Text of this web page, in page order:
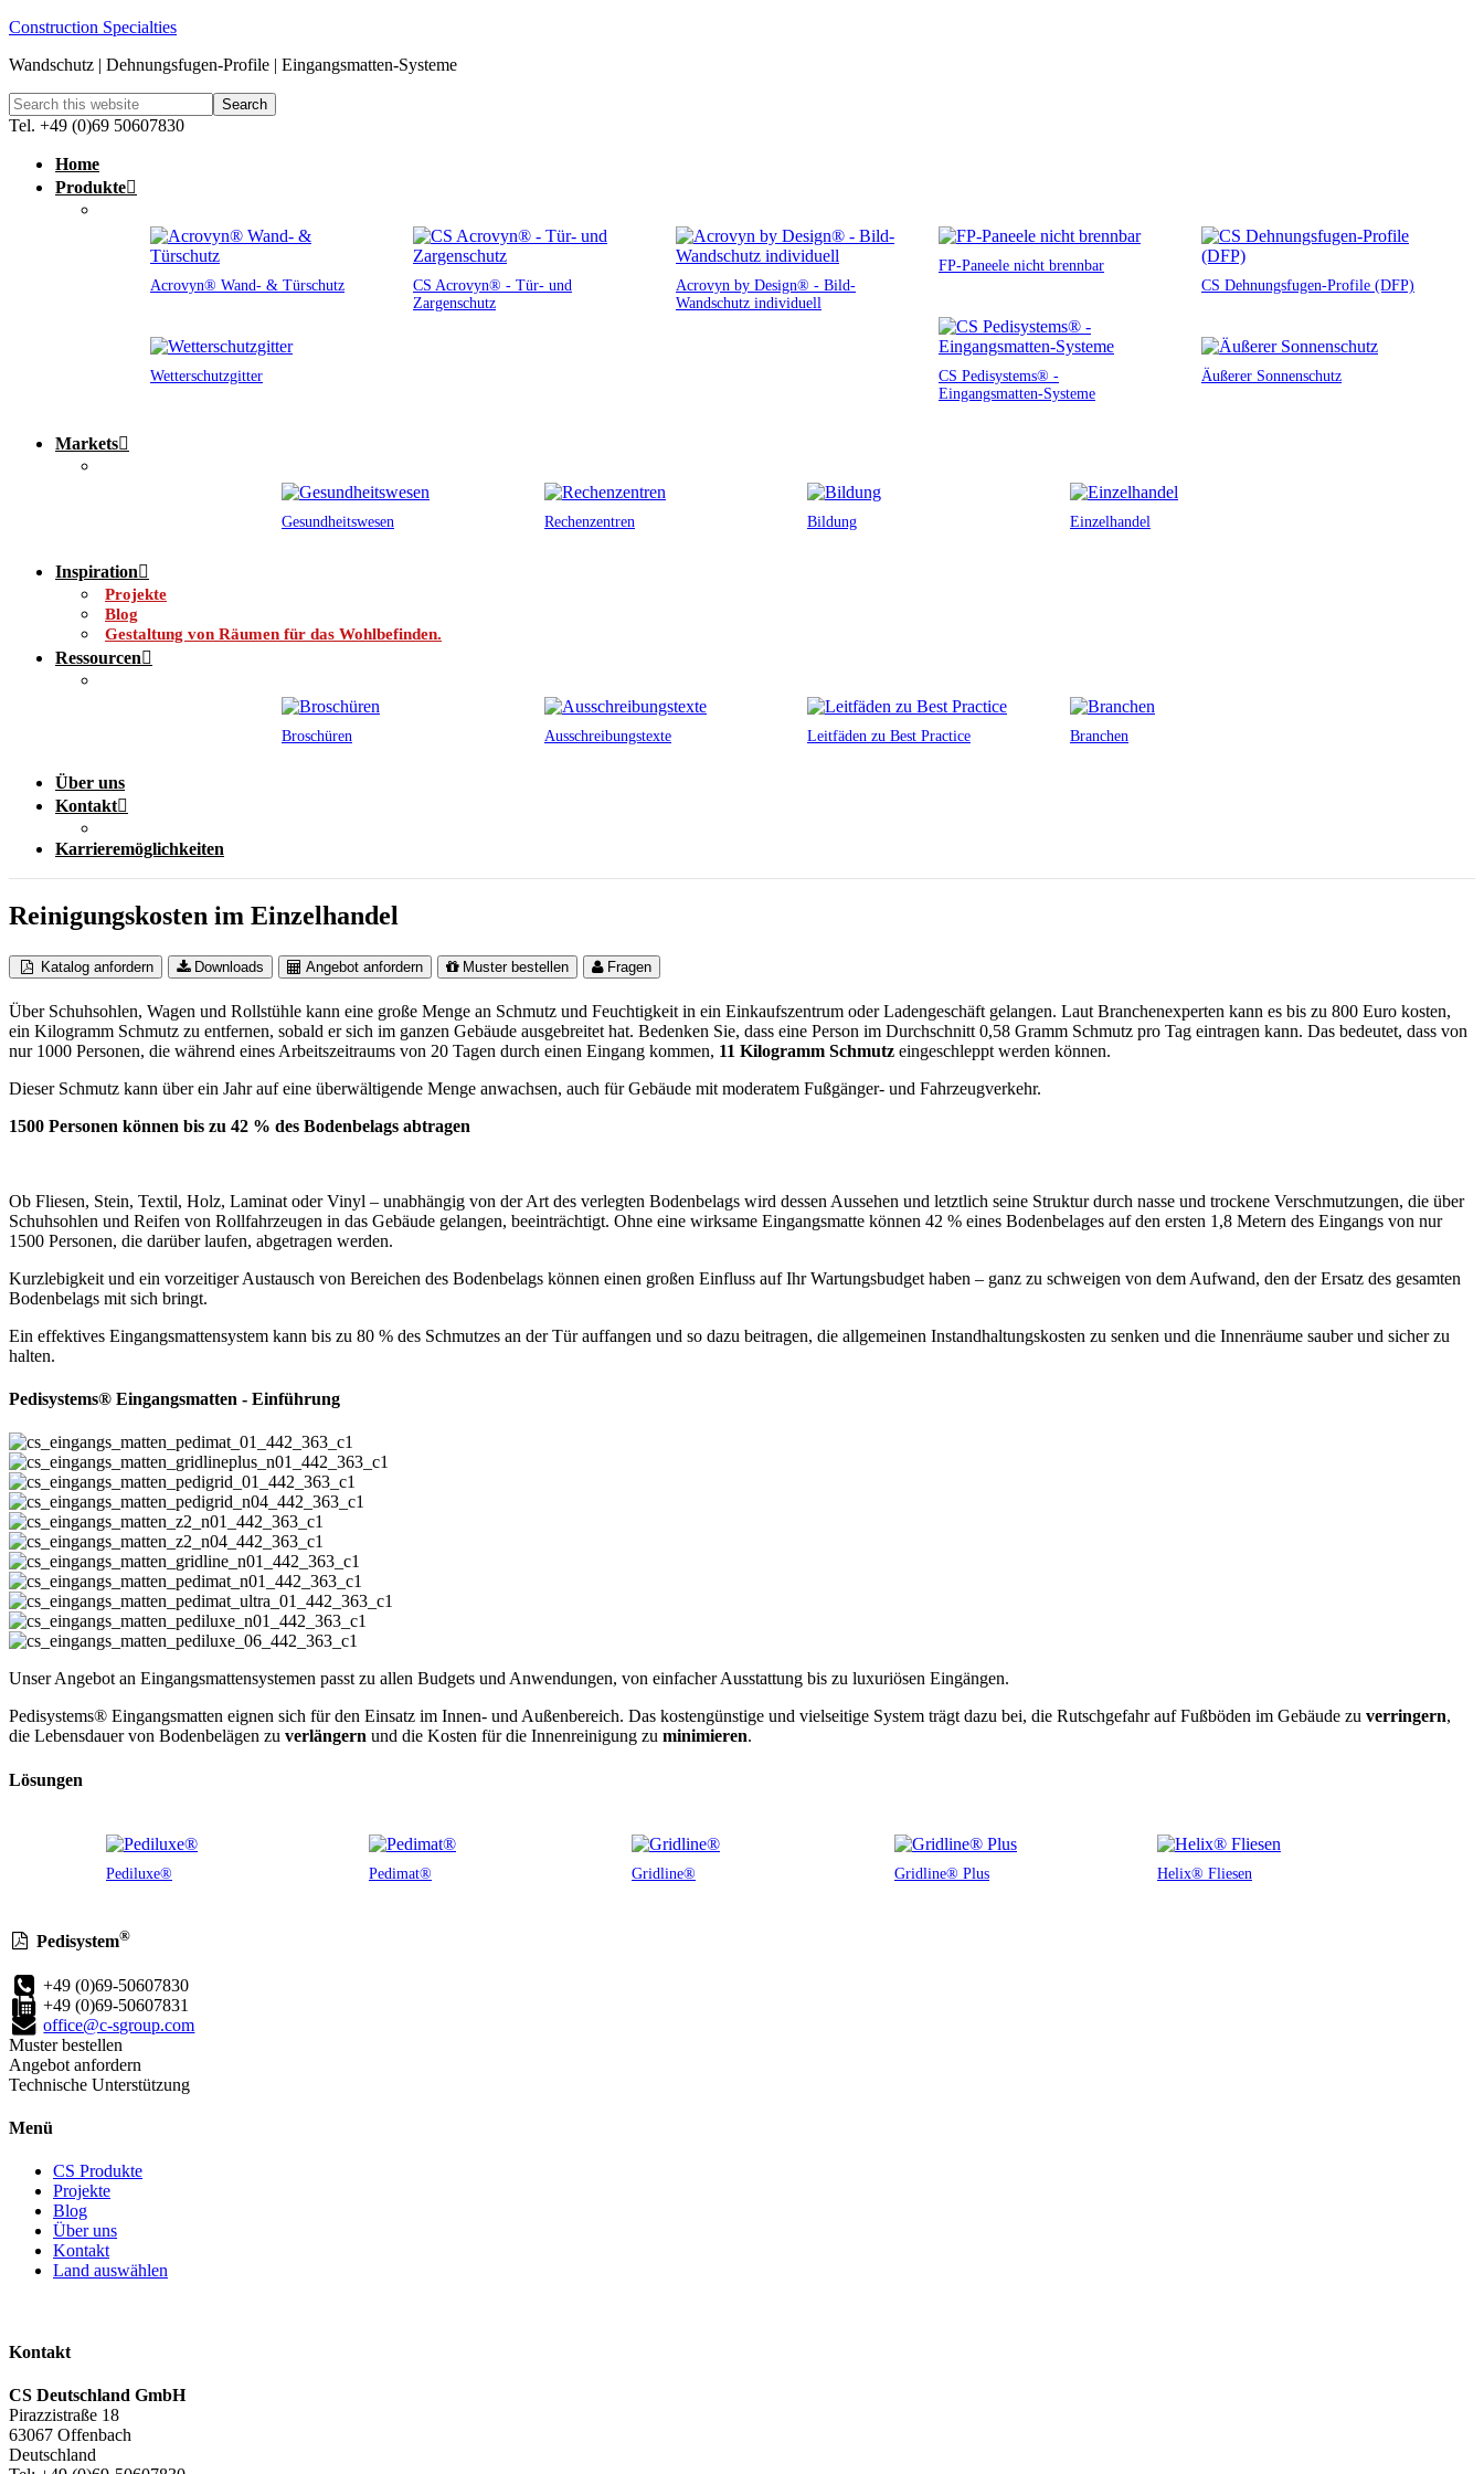
Construction Specialties
Wandschutz | Dehnungsfugen-Profile | Eingangsmatten-Systeme
Tel. +49 (0)69 50607830
Home
Produkte
Acrovyn® Wand- & Türschutz
CS Acrovyn® - Tür- und
Zargenschutz
Acrovyn by Design® - Bild-
Wandschutz individuell
FP-Paneele nicht brennbar
CS Dehnungsfugen-Profile (DFP)
CS Pedisystems® -
Eingangsmatten-Systeme
Wetterschutzgitter Äußerer Sonnenschutz
Markets
Gesundheitswesen Rechenzentren Bildung Einzelhandel
Inspiration
Projekte
Blog
Gestaltung von Räumen für das Wohlbefinden.
Ressourcen
Broschüren Ausschreibungstexte Leitfäden zu Best Practice Branchen
Über uns
Kontakt
Karrieremöglichkeiten
Reinigungskosten im Einzelhandel
Katalog anfordern Downloads Angebot anfordern Muster bestellen Fragen
Über Schuhsohlen, Wagen und Rollstühle kann eine große Menge an Schmutz und Feuchtigkeit in ein Einkaufszentrum oder Ladengeschäft gelangen. Laut Branchenexperten kann es bis zu 800 Euro kosten,
ein Kilogramm Schmutz zu entfernen, sobald er sich im ganzen Gebäude ausgebreitet hat. Bedenken Sie, dass eine Person im Durchschnitt 0,58 Gramm Schmutz pro Tag eintragen kann. Das bedeutet, dass von
nur 1000 Personen, die während eines Arbeitszeitraums von 20 Tagen durch einen Eingang kommen, 11 Kilogramm Schmutz eingeschleppt werden können.
Dieser Schmutz kann über ein Jahr auf eine überwältigende Menge anwachsen, auch für Gebäude mit moderatem Fußgänger- und Fahrzeugverkehr.
1500 Personen können bis zu 42 % des Bodenbelags abtragen
Ob Fliesen, Stein, Textil, Holz, Laminat oder Vinyl – unabhängig von der Art des verlegten Bodenbelags wird dessen Aussehen und letztlich seine Struktur durch nasse und trockene Verschmutzungen, die über
Schuhsohlen und Reifen von Rollfahrzeugen in das Gebäude gelangen, beeinträchtigt. Ohne eine wirksame Eingangsmatte können 42 % eines Bodenbelages auf den ersten 1,8 Metern des Eingangs von nur
1500 Personen, die darüber laufen, abgetragen werden.
Kurzlebigkeit und ein vorzeitiger Austausch von Bereichen des Bodenbelags können einen großen Einfluss auf Ihr Wartungsbudget haben – ganz zu schweigen von dem Aufwand, den der Ersatz des gesamten
Bodenbelags mit sich bringt.
Ein effektives Eingangsmattensystem kann bis zu 80 % des Schmutzes an der Tür auffangen und so dazu beitragen, die allgemeinen Instandhaltungskosten zu senken und die Innenräume sauber und sicher zu
halten.
Pedisystems® Eingangsmatten - Einführung
Unser Angebot an Eingangsmattensystemen passt zu allen Budgets und Anwendungen, von einfacher Ausstattung bis zu luxuriösen Eingängen.
Pedisystems® Eingangsmatten eignen sich für den Einsatz im Innen- und Außenbereich. Das kostengünstige und vielseitige System trägt dazu bei, die Rutschgefahr auf Fußböden im Gebäude zu verringern,
die Lebensdauer von Bodenbelägen zu verlängern und die Kosten für die Innenreinigung zu minimieren.
Lösungen
Pediluxe® Pedimat® Gridline® Gridline® Plus Helix® Fliesen
Pedisystem®
+49 (0)69-50607830
+49 (0)69-50607831
office@c-sgroup.com
Muster bestellen
Angebot anfordern
Technische Unterstützung
Menü
CS Produkte
Projekte
Blog
Über uns
Kontakt
Land auswählen
Kontakt
CS Deutschland GmbH
Pirazzistraße 18
63067 Offenbach
Deutschland